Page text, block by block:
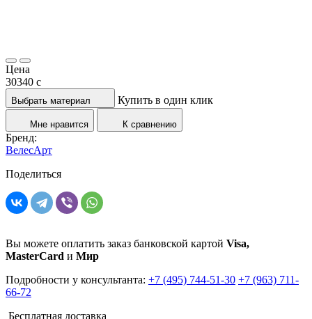
Цена
30340 c
Выбрать материал Купить в один клик
Мне нравится К сравнению
Бренд:
ВелесАрт
Поделиться
Вы можете оплатить заказ банковской картой Visa,
MasterCard и Мир
Подробности у консультанта: +7 (495) 744-51-30 +7 (963) 711-
66-72
Бесплатная доставка